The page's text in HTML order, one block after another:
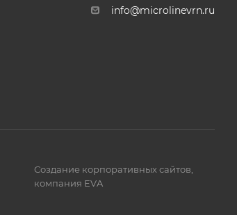
info@microlinevrn.ru
Создание корпоративных сайтов
компания EVA